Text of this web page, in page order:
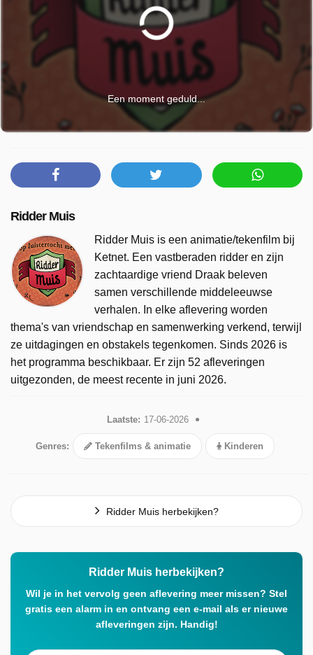
Een moment geduld...
Ridder Muis
Ridder Muis is een animatie/tekenfilm bij
Ketnet. Een vastberaden ridder en zijn
zachtaardige vriend Draak beleven
samen verschillende middeleeuwse
verhalen. In elke aflevering worden
thema's van vriendschap en samenwerking verkend, terwijl
ze uitdagingen en obstakels tegenkomen. Sinds 2026 is
het programma beschikbaar. Er zijn 52 afleveringen
uitgezonden, de meest recente in juni 2026.
Laatste: 17-06-2026
Genres: Tekenfilms & animatie Kinderen
Ridder Muis herbekijken?
Ridder Muis herbekijken?
Wil je in het vervolg geen aflevering meer missen? Stel
gratis een alarm in en ontvang een e-mail als er nieuwe
afleveringen zijn. Handig!